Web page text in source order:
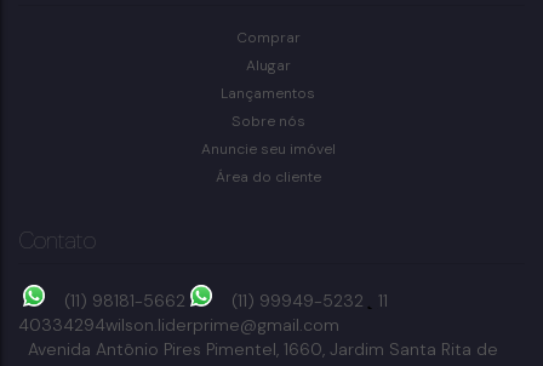
Comprar
Alugar
Lançamentos
Sobre nós
Anuncie seu imóvel
Área do cliente
Contato
(11) 98181-5662 (11) 99949-5232
11
40334294wilson.liderprime@gmail.com
Avenida Antônio Pires Pimentel, 1660, Jardim Santa Rita de